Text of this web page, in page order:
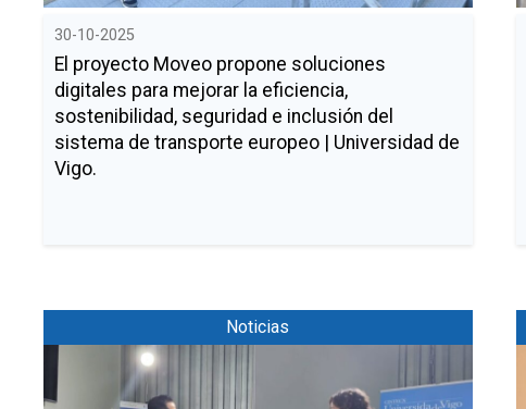
30-10-2025
El proyecto Moveo propone soluciones
digitales para mejorar la eficiencia,
sostenibilidad, seguridad e inclusión del
sistema de transporte europeo | Universidad de
Vigo.
Noticias